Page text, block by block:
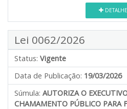
Lei 0062/2026
Status: Vigente
Data de Publicação: 19/03/2026
Súmula: AUTORIZA O
CHAMAMENTO PÚBLICO PARA